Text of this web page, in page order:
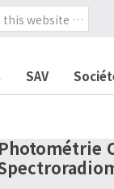
SAV
Photométrie